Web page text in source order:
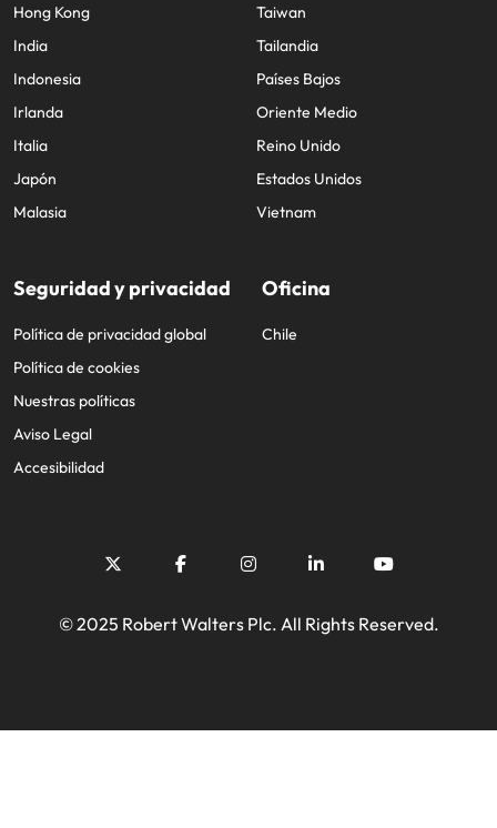
Hong Kong
India
Indonesia
Irlanda
Italia
Japón
Malasia
Taiwan
Tailandia
Países Bajos
Oriente Medio
Reino Unido
Estados Unidos
Vietnam
Seguridad y privacidad
Política de privacidad global
Política de cookies
Nuestras políticas
Aviso Legal
Accesibilidad
Oficina
Chile
© 2025 Robert Walters Plc. All Rights Reserved.